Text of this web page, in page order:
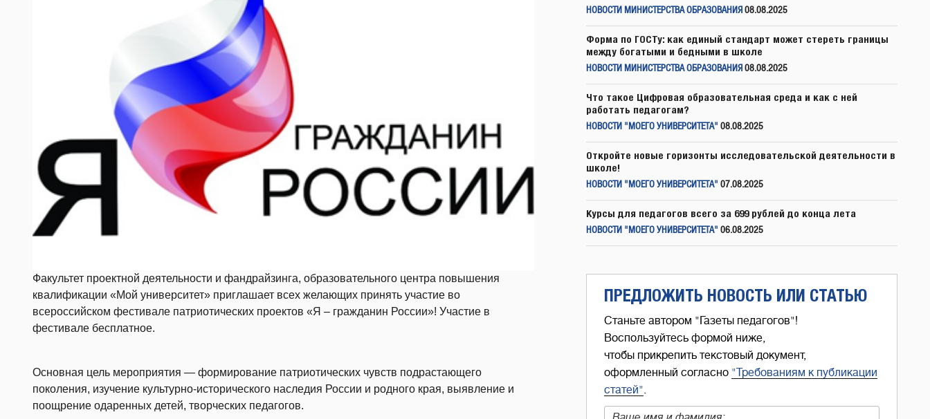
Факультет проектной деятельности и фандрайзинга, образовательного центра повышения
квалификации «Мой университет» приглашает всех желающих принять участие во
всероссийском фестивале патриотических проектов «Я – гражданин России»! Участие в
фестивале бесплатное.
Основная цель мероприятия — формирование патриотических чувств подрастающего
поколения, изучение культурно-исторического наследия России и родного края, выявление и
поощрение одаренных детей, творческих педагогов.
НОВОСТИ МИНИСТЕРСТВА ОБРАЗОВАНИЯ 08.08.2025
Форма по ГОСТу: как единый стандарт может стереть границы
между богатыми и бедными в школе
НОВОСТИ МИНИСТЕРСТВА ОБРАЗОВАНИЯ 08.08.2025
Что такое Цифровая образовательная среда и как с ней
работать педагогам?
НОВОСТИ "МОЕГО УНИВЕРСИТЕТА" 08.08.2025
Откройте новые горизонты исследовательской деятельности в
школе!
НОВОСТИ "МОЕГО УНИВЕРСИТЕТА" 07.08.2025
Курсы для педагогов всего за 699 рублей до конца лета
НОВОСТИ "МОЕГО УНИВЕРСИТЕТА" 06.08.2025
ПРЕДЛОЖИТЬ НОВОСТЬ ИЛИ СТАТЬЮ
Станьте автором "Газеты педагогов"!
Воспользуйтесь формой ниже,
чтобы прикрепить текстовый документ,
оформленный согласно "Требованиям к публикации
статей".